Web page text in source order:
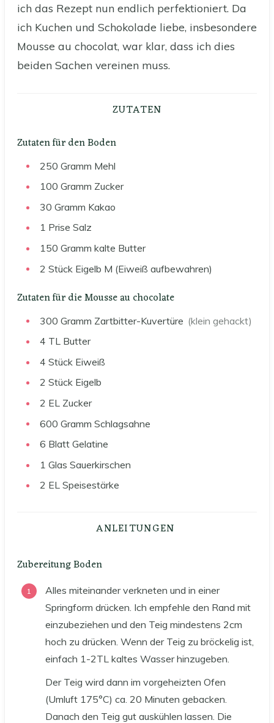
ich das Rezept nun endlich perfektioniert. Da
ich Kuchen und Schokolade liebe, insbesondere
Mousse au chocolat, war klar, dass ich dies
beiden Sachen vereinen muss.
ZUTATEN
Zutaten für den Boden
250 Gramm Mehl
100 Gramm Zucker
30 Gramm Kakao
1 Prise Salz
150 Gramm kalte Butter
2 Stück Eigelb M (Eiweiß aufbewahren)
Zutaten für die Mousse au chocolate
300 Gramm Zartbitter-Kuvertüre (klein gehackt)
4 TL Butter
4 Stück Eiweiß
2 Stück Eigelb
2 EL Zucker
600 Gramm Schlagsahne
6 Blatt Gelatine
1 Glas Sauerkirschen
2 EL Speisestärke
ANLEITUNGEN
Zubereitung Boden
Alles miteinander verkneten und in einer
Springform drücken. Ich empfehle den Rand mit
einzubeziehen und den Teig mindestens 2cm
hoch zu drücken. Wenn der Teig zu bröckelig ist,
einfach 1-2TL kaltes Wasser hinzugeben.
Der Teig wird dann im vorgeheizten Ofen
(Umluft 175°C) ca. 20 Minuten gebacken.
Danach den Teig gut auskühlen lassen. Die